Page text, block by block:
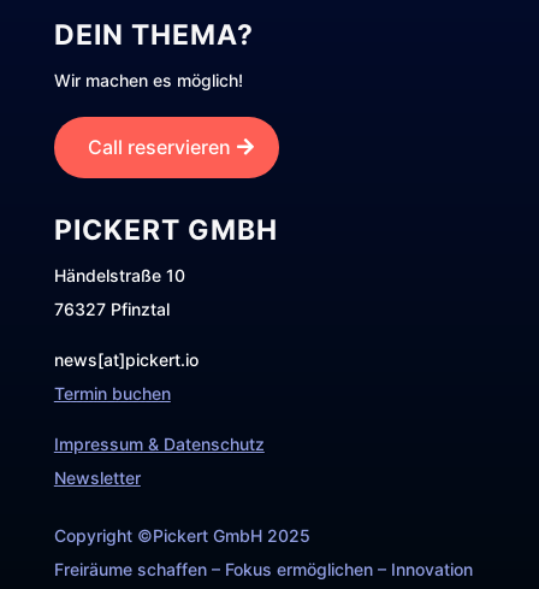
DEIN THEMA?
Wir machen es möglich!
Call reservieren
PICKERT GMBH
Händelstraße 10
76327 Pfinztal
news[at]pickert.io
Termin buchen
Impressum & Datenschutz
Newsletter
Copyright ©Pickert GmbH 2025
Freiräume schaffen – Fokus ermöglichen – Innovation